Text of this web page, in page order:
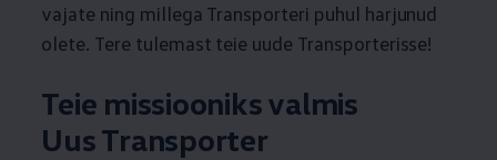
vajate ning millega Transporteri puhul harjunud
olete. Tere tulemast teie uude Transporterisse!
Teie missiooniks valmis
Uus Transporter